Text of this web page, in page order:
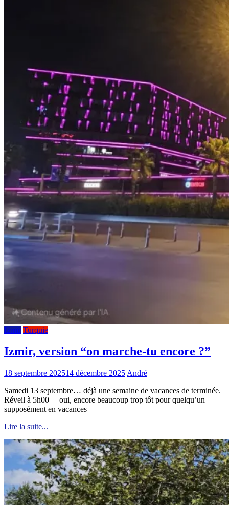
Izmir Turquie
Izmir, version “on marche-tu encore ?”
18 septembre 202514 décembre 2025 André
Samedi 13 septembre… déjà une semaine de vacances de terminée.
Réveil à 5h00 – oui, encore beaucoup trop tôt pour quelqu’un
supposément en vacances –
Lire la suite...